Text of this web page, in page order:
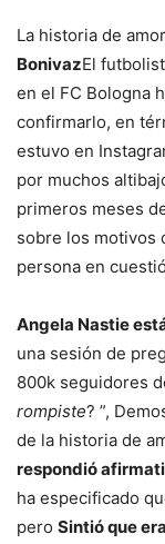
La historia de
BonivazEl
en el FC Bologna
confirmarlo, en
estuvo en
por muchos
primeros meses
sobre los motivos
persona en
Angela Nastie
una sesión de
800k seguidores
rompiste? ”,
de la historia de
respondió
ha especificado
pero Sintió que